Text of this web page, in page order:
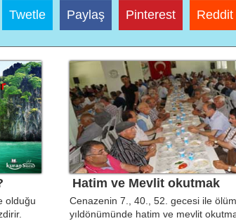
Twetle Paylaş Pinterest Reddit
olduğu
Hatim ve Mevlit okutmak
Cenazenin 7., 40., 52. gecesi ile ölüm
yıldönümünde hatim ve mevlit